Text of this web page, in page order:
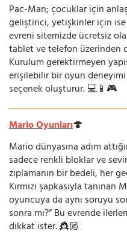
Pac-Man; çocuklar için
geliştirici, yetişkinler için
evreni sitemizde ücretsiz
tablet ve telefon üzerinden
Kurulum gerektirmeyen
erişilebilir bir oyun
seçenek oluşturur. 💻📱🎮
Mario Oyunları🍄
Mario dünyasına adım
sadece renkli bloklar ve
zıplamanın bir bedeli, her
Kırmızı şapkasıyla
oyuncuya da aynı soruyu
sonra mı?” Bu evrende
dikkat ister. 👸🏼